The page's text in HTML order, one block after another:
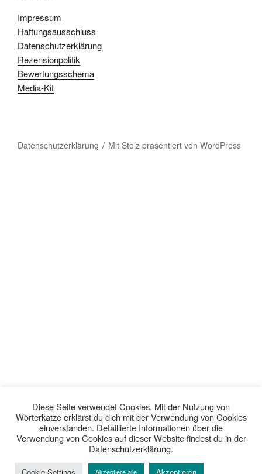
Impressum
Haftungsausschluss
Datenschutzerklärung
Rezensionpolitik
Bewertungsschema
Media-Kit
Datenschutzerklärung Mit Stolz präsentiert von WordPress
Diese Seite verwendet Cookies. Mit der Nutzung von
Wörterkatze erklärst du dich mit der Verwendung von Cookies
einverstanden. Detaillierte Informationen über die
Verwendung von Cookies auf dieser Website findest du in der
Datenschutzerklärung.
Akzeptiere alle